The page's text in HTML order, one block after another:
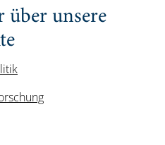
über unsere